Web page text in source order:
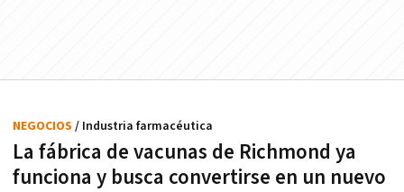
La fábrica de vacunas de Richmond ya
funciona y busca convertirse en un nuevo
NEGOCIOS / Industria farmacéutica